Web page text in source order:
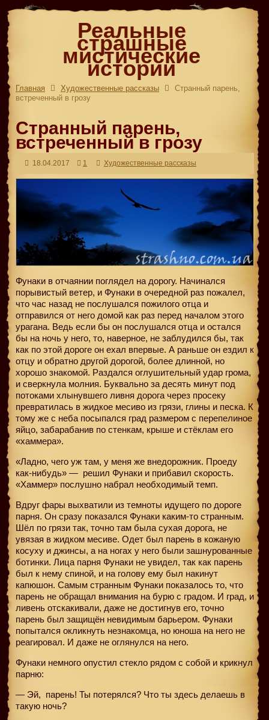
Реальные
страшные
мистические
истории
Главная Художественные рассказы
Странный парень,
встреченный в грозу
Странный парень,
встреченный в грозу
18.04.2017 1 Художественные рассказы
Фунаки в отчаянии поглядел на дорогу. Начинался
порывистый ветер, и Фунаки в очередной раз пожалел,
что час назад не послушался пожилого отца и
отправился от него домой как раз перед началом этого
урагана. Ведь если бы он послушался отца и остался
бы на ночь у него, то, наверное, не заблудился бы, так
как по этой дороге он ехал впервые. А раньше он ездил к
отцу и обратно другой дорогой, более длинной, но
хорошо знакомой. Раздался оглушительный удар грома,
и сверкнула молния. Буквально за десять минут под
потоками хлынувшего ливня дорога через просеку
превратилась в жидкое месиво из грязи, глины и песка. К
тому же с неба посыпался град размером с перепелиное
яйцо, забарабанив по стенкам, крыше и стёклам его
«хаммера».
«Ладно, чего уж там, у меня же внедорожник. Проеду
как-нибудь» — решил Фунаки и прибавил скорость.
«Хаммер» послушно набрал необходимый темп.
Вдруг фары выхватили из темноты идущего по дороге
парня. Он сразу показался Фунаки каким-то странным.
Шёл по грязи так, точно там была сухая дорога, не
увязая в жидком месиве. Одет был парень в кожаную
косуху и джинсы, а на ногах у него были зашнурованные
ботинки. Лица парня Фунаки не увидел, так как парень
был к нему спиной, и на голову ему был накинут
капюшон. Самым странным Фунаки показалось то, что
парень не обращал внимания на бурю с градом. И град, и
ливень отскакивали, даже не достигнув его, точно
парень был защищён невидимым барьером. Фунаки
попытался окликнуть незнакомца, но юноша на него не
реагировал. И даже не оглянулся на него.
Фунаки немного опустил стекло рядом с собой и крикнул
парню:
— Эй, парень! Ты потерялся? Что ты здесь делаешь в
такую ночь?